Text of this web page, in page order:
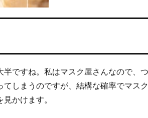
ですね。私はマスク屋さんなので、
しまうのですが、結構な確率でマス
かけます。